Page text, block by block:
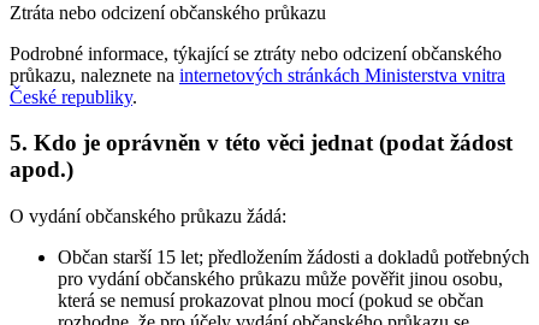
Ztráta nebo odcizení občanského průkazu
Podrobné informace, týkající se ztráty nebo odcizení občanského
průkazu, naleznete na internetových stránkách Ministerstva vnitra
České republiky.
5. Kdo je oprávněn v této věci jednat (podat žádost
apod.)
O vydání občanského průkazu žádá:
Občan starší 15 let; předložením žádosti a dokladů potřebných
pro vydání občanského průkazu může pověřit jinou osobu,
která se nemusí prokazovat plnou mocí (pokud se občan